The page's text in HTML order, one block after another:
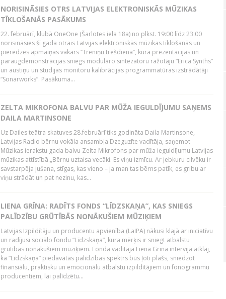
NORISINĀSIES OTRS LATVIJAS ELEKTRONISKĀS MŪZIKAS
TĪKLOŠANĀS PASĀKUMS
22. februārī, klubā OneOne (Šarlotes iela 18a) no plkst. 19:00 līdz 23:00
norisināsies šī gada otrais Latvijas elektroniskās mūzikas tīklošanās un
pieredzes apmaiņas vakars ‘’Treniņu trešdiena’’, kurā prezentācijas un
paraugdemonstrācijas sniegs modulāro sintezatoru ražotāju “Erica Synths”
un austiņu un studijas monitoru kalibrācijas programmatūras izstrādātāji
“Sonarworks”. Pasākuma...
ZELTA MIKROFONA BALVU PAR MŪŽA IEGULDĪJUMU SAŅEMS
DAILA MARTINSONE
Uz Dailes teātra skatuves 28.februārī tiks godināta Daila Martinsone,
Latvijas Radio bērnu vokāla ansambļa Dzeguzīte vadītāja, saņemot
Mūzikas ierakstu gada balvu Zelta Mikrofons par mūža ieguldījumu Latvijas
mūzikas attīstībā.„Bērnu uztaisa vecāki. Es viņu izmīcu. Ar jebkuru cilvēku ir
savstarpēja jušana, stīgas, kas vieno – ja man tas bērns patīk, es gribu ar
viņu strādāt un pat nezinu, kas...
LIENA GRĪNA: RADĪTS FONDS “LĪDZSKAŅA”, KAS SNIEGS
PALĪDZĪBU GRŪTĪBĀS NONĀKUŠIEM MŪZIĶIEM
Latvijas Izpildītāju un producentu apvienība (LaIPA) nākusi klajā ar iniciatīvu
un radījusi sociālo fondu “Līdzskaņa”, kura mērķis ir sniegt atbalstu
grūtībās nonākušiem mūziķiem. Fonda vadītāja Liena Grīna intervijā atklāj,
ka “Līdzskaņa” piedāvātās palīdzības spektrs būs ļoti plašs, sniedzot
finansiālu, praktisku un emocionālu atbalstu izpildītājiem un fonogrammu
producentiem, lai palīdzētu...